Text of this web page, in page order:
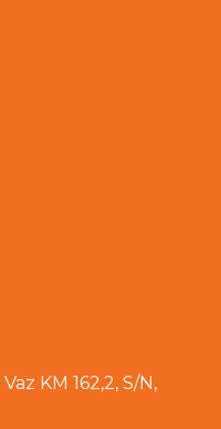
KM 162,2, S/N,